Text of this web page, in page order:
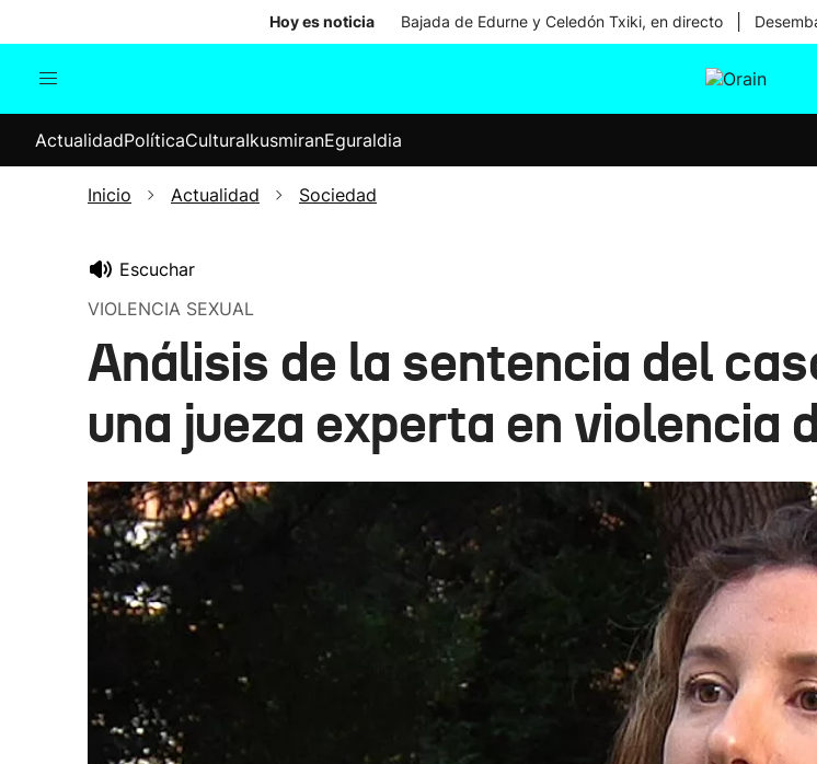
Hoy es noticia Bajada de Edurne y Celedón Txiki, en directo
Internacional
Elecciones
ActualidadPolíticaCulturaIkusmiranEguraldia
Inicio Actualidad Sociedad
Escuchar
VIOLENCIA SEXUAL
Análisis de la sentencia del
una jueza experta en violencia